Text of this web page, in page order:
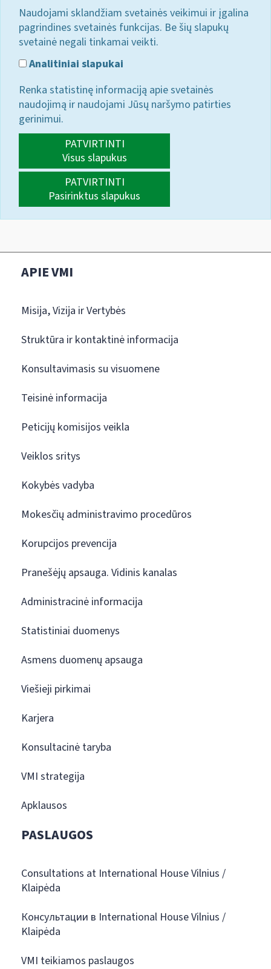
Naudojami sklandžiam svetainės veikimui ir įgalina
pagrindines svetainės funkcijas. Be šių slapukų
svetainė negali tinkamai veikti.
Analitiniai slapukai
Renka statistinę informaciją apie svetainės
naudojimą ir naudojami Jūsų naršymo patirties
gerinimui.
PATVIRTINTI
Visus slapukus
PATVIRTINTI
Pasirinktus slapukus
APIE VMI
Misija, Vizija ir Vertybės
Struktūra ir kontaktinė informacija
Konsultavimasis su visuomene
Teisinė informacija
Peticijų komisijos veikla
Veiklos sritys
Kokybės vadyba
Mokesčių administravimo procedūros
Korupcijos prevencija
Pranešėjų apsauga. Vidinis kanalas
Administracinė informacija
Statistiniai duomenys
Asmens duomenų apsauga
Viešieji pirkimai
Karjera
Konsultacinė taryba
VMI strategija
Apklausos
PASLAUGOS
Consultations at International House Vilnius /
Klaipėda
Консультации в International House Vilnius /
Klaipėda
VMI teikiamos paslaugos